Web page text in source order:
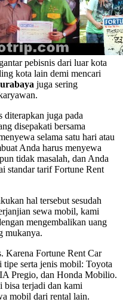
pebisnis dari luar kota
kota lain demi mencari
juga sering
juga pada
disepakati bersama
selama satu hari atau
Anda harus menyewa
tidak masalah, dan Anda
standar tarif Fortune Rent
hal tersebut sesudah
sewa mobil, kami
mengembalikan uang
mukanya.
Karena Fortune Rent Car
tipe serta jenis mobil: Toyota
Pregio, dan Honda Mobilio.
bisa terjadi dan kami
mobil dari rental lain.